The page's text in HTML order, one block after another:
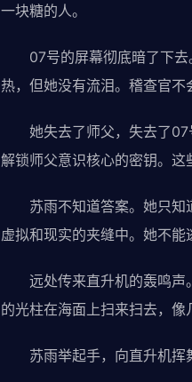
一块糖的人。
07号的屏幕彻底暗了下去
热，但她没有流泪。稽查官不
她失去了师父，失去了07
解锁师父意识核心的密钥。这
苏雨不知道答案。她只知
虚拟和现实的夹缝中。她不能
远处传来直升机的轰鸣声
的光柱在海面上扫来扫去，像
苏雨举起手，向直升机挥